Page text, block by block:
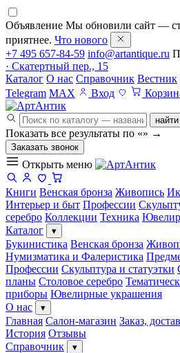
Объявление Мы обновили сайт —
приятнее. Что нового
+7 495 657-84-59 info@artantique.ru
· Скатертный пер., 15
Каталог О нас Справочник Вестник
Telegram MAX Вход
Показать все результаты по «» →
Заказать звонок
Открыть меню
Книги Венская бронза Живопись
Интерьер и быт Профессии
серебро Коллекции Техника
Каталог
▾
Букинистика Венская бронза
Нумизматика и Фалеристика
Профессии Скульптура и статуэтки
планы Столовое серебро
приборы Ювелирные украшения
О нас
▾
Главная Салон-магазин Заказ,
История Отзывы
Справочник
▾